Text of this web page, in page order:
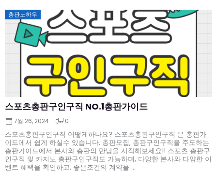
총판노하우
스포츠총판구인구직 NO.1총판가이드
Posted
on
7월 26, 2024 0
스포츠총판구인구직 어떻게하나요? 스포츠총판구인구직 은 총판가
이드에서 쉽게 하실수 있습니다. 총판모집, 총판구인구직을 주도하는
총판가이드에서 본사와 총판의 만남을 시작해보세요!! 스포츠 총판구
인구직 및 카지노 총판구인구직도 가능하며, 다양한 본사와 다양한 이
벤트 혜택을 확인하고, 좋은조건의 계약을 ...